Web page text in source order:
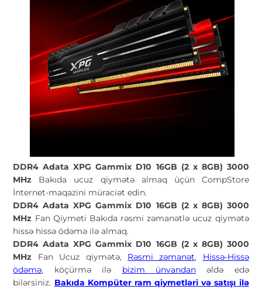
DDR4 Adata XPG Gammix D10 16GB (2 x 8GB) 3000
MHz Bakıda ucuz qiymətə almaq üçün CompStore
İnternet-maqazini müraciət edin.
DDR4 Adata XPG Gammix D10 16GB (2 x 8GB) 3000
MHz Fan Qiymeti Bakıda rəsmi zəmanətlə ucuz qiymətə
hissə hissə ödəmə ilə almaq.
DDR4 Adata XPG Gammix D10 16GB (2 x 8GB) 3000
MHz Fan Ucuz qiymətə, Rəsmi zəmanət, Hissə-Hissə
ödəmə, köçürmə ilə bizim ünvandanəldə edə
bilərsiniz. Bakıda Kompüter ram qiymetləri və satışı ilə